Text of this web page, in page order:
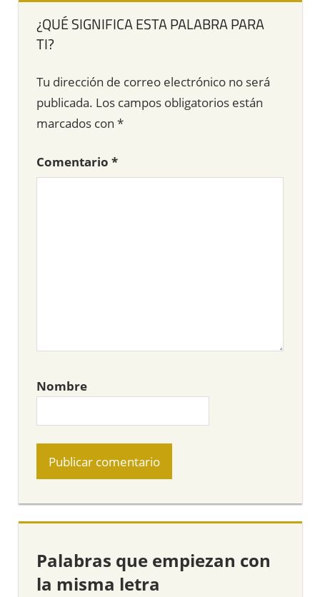
¿QUÉ SIGNIFICA ESTA PALABRA PARA
TI?
Tu dirección de correo electrónico no será
publicada. Los campos obligatorios están
marcados con *
Comentario *
Nombre
Palabras que empiezan con
la misma letra